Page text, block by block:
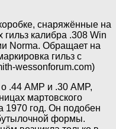
снаряжённые на
калибра .308 Win
Norma. Обращает на
гильз с
wessonforum.com)
.44 AMP и .30 AMP,
мартовского
1970 год. Он подобен
формы.